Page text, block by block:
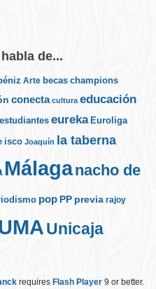
de...
Arte becas champions
conecta cultura educación
estudiantes eureka Euroliga
isco Joaquín la taberna
Málaganacho de
pop PP previa rajoy
Unicaja
requires Flash Player 9 or better.